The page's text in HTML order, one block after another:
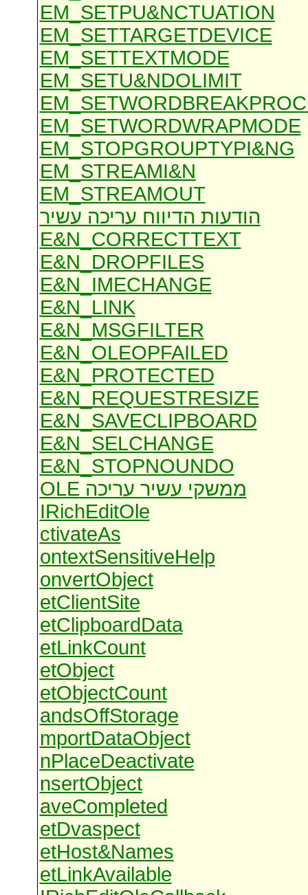
EM_SETPU&NCTUATION
EM_SETTARGETDEVICE
EM_SETTEXTMODE
EM_SETU&NDOLIMIT
EM_SETWORDWRAPMODE
EM_STOPGROUPTYPI&NG
EM_STREAMI&N
EM_STREAMOUT
הודעות הדיווח עריכה עשיר
E&N_CORRECTTEXT
E&N_DROPFILES
E&N_IMECHANGE
E&N_LINK
E&N_MSGFILTER
E&N_OLEOPFAILED
E&N_PROTECTED
E&N_REQUESTRESIZE
E&N_SAVECLIPBOARD
E&N_SELCHANGE
E&N_STOPNOUNDO
ממשקי עשיר עריכה OLE
IRichEditOle
ctivateAs
ontextSensitiveHelp
onvertObject
etClientSite
etClipboardData
etLinkCount
etObject
etObjectCount
andsOffStorage
mportDataObject
nPlaceDeactivate
nsertObject
aveCompleted
etDvaspect
etHost&Names
etLinkAvailable